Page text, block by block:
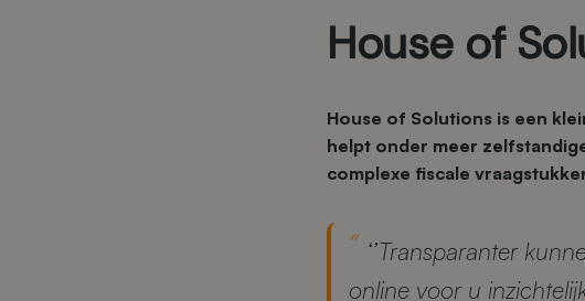
House of
House of Solutions is een
helpt onder meer
complexe fiscale
‘’Transparanter
online voor u